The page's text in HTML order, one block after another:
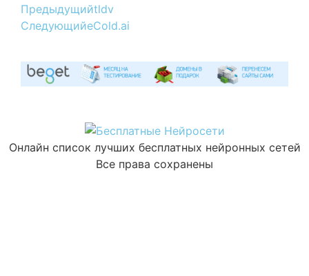
Предыдущийtldv
СледующийeCold.ai
Онлайн список лучших бесплатных нейронных сетей
Все права сохранены